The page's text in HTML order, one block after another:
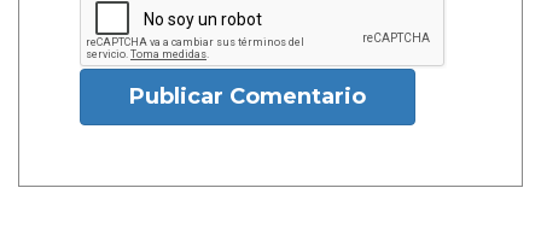
Publicar Comentario